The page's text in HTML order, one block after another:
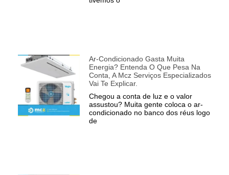
Ar-Condicionado Gasta Muita
Energia? Entenda O Que Pesa Na
Conta, A Mcz Serviços Especializados
Vai Te Explicar.
Chegou a conta de luz e o valor
assustou? Muita gente coloca o ar-
condicionado no banco dos réus logo
de